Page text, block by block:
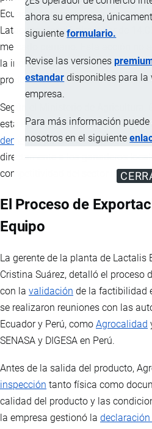
ahora su empresa,
siguienteformulario.
Revise las versiones
estandar disponibles para la
empresa.
Para más información
nosotros en el siguiente
Ecuador. Esta empresa, ubicada en
Latacunga, envió alrededor de
mercado peruano. Esta acción no
la industria, sino también una
productores de leche de las
Según el Ministerio de Agricultura,
esta exportación abre nuevos
demandapara la leche producida
directamente a los ganaderos
competitividad del sector lácteo
El Proceso de
Equipo
La gerente de la planta de Lactalis
Cristina Suárez, detalló el proceso
con la validación de la factibilidad
se realizaron reuniones con las
Ecuador y Perú, como Agrocalidad
SENASA y DIGESA en Perú.
Antes de la salida del producto,
inspección tanto física como
calidad del producto y las
la empresa gestionó la